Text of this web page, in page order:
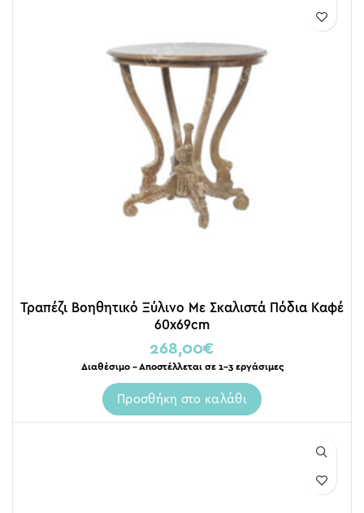
Τραπέζι Βοηθητικό Ξύλινο Με Σκαλιστά Πόδια Καφέ
60x69cm
268,00€
Διαθέσιμο – Αποστέλλεται σε 1-3 εργάσιμες
Προσθήκη στο καλάθι